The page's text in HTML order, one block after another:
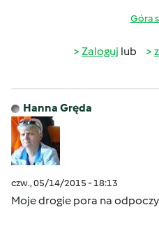
Góra
Zaloguj lub
Hanna Gręda
czw., 05/14/2015 - 18:13
Moje drogie pora na